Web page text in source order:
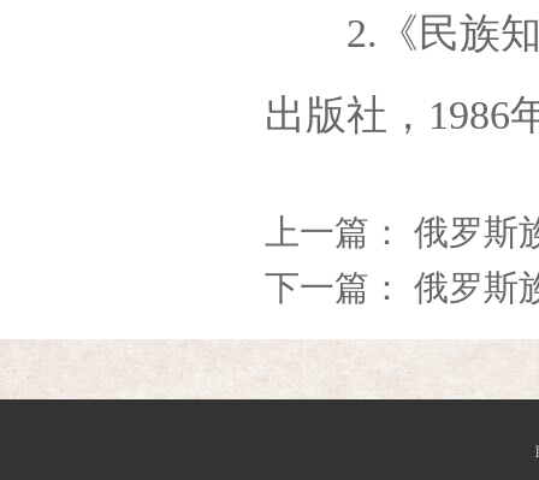
2.《民族知
出版社，1986
上一篇： 俄罗斯
下一篇： 俄罗斯